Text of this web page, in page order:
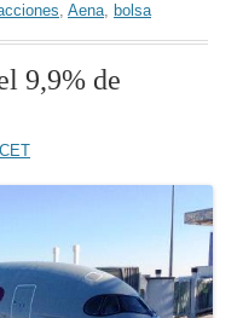
, Aena, bolsa
9,9% de